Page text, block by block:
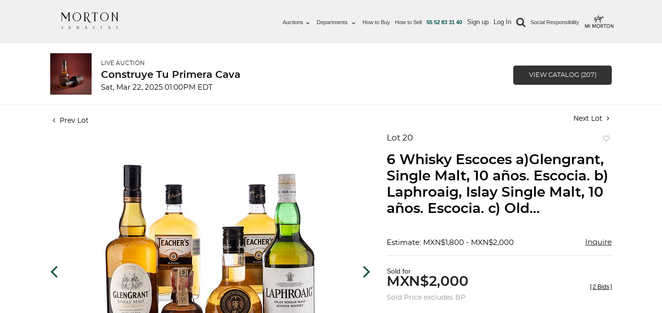
Auctions Departments How to Buy How to Sell 55 52 83 31 40 Sign up Log In Social Responsibility
LIVE AUCTION
Construye Tu Primera Cava
Sat, Mar 22, 2025 01:00PM EDT
VIEW CATALOG (207)
Prev Lot Next Lot
Lot 20
favorite
6 Whisky Escoces a)Glengrant,
Single Malt, 10 años. Escocia. b)
Laphroaig, Islay Single Malt, 10
años. Escocia. c) Old...
Estimate: MXN$1,800 - MXN$2,000 Inquire
Sold for
MXN$2,000
Sold Price excludes BP
[2 Bids]